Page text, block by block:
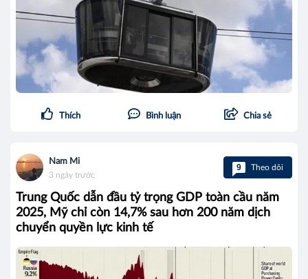
Thích Bình luận Chia sẻ
Nam Mi
3 ngày trước
9 Theo dõi
Trung Quốc dẫn đầu tỷ trọng GDP toàn cầu năm
2025, Mỹ chỉ còn 14,7% sau hơn 200 năm dịch
chuyển quyền lực kinh tế